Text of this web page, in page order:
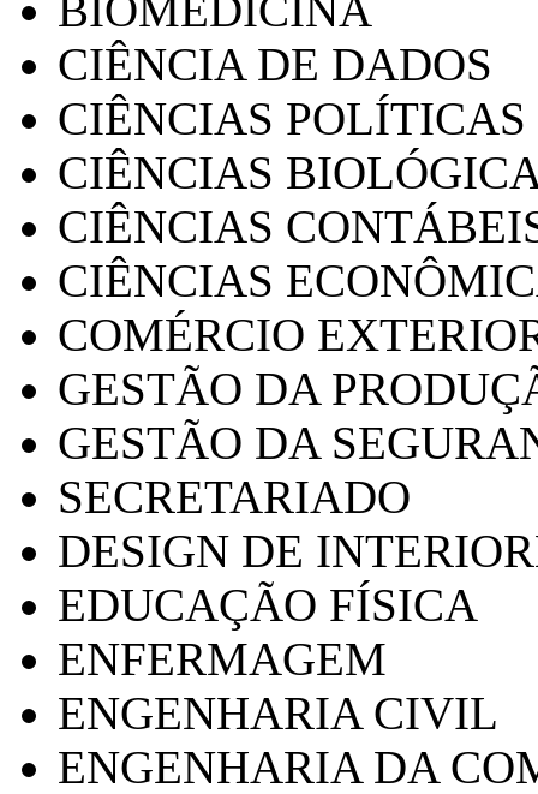
CIÊNCIA DE DADOS
CIÊNCIAS POLÍTICAS
CIÊNCIAS
CIÊNCIAS
CIÊNCIAS
COMÉRCIO
GESTÃO DA
GESTÃO DA
SECRETARIADO
DESIGN DE
EDUCAÇÃO FÍSICA
ENFERMAGEM
ENGENHARIA CIVIL
ENGENHARIA DA